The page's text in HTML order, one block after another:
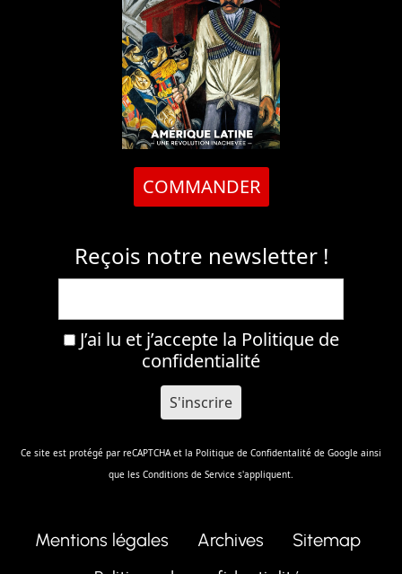
COMMANDER
Reçois notre newsletter !
J’ai lu et j’accepte la Politique de
confidentialité
Ce site est protégé par reCAPTCHA et la Politique de Confidentalité de Google ainsi
que les Conditions de Service s'appliquent.
Mentions légales Archives
Sitemap